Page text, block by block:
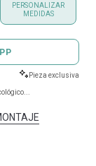
PERSONALIZAR
MEDIDAS
Pieza exclusiva